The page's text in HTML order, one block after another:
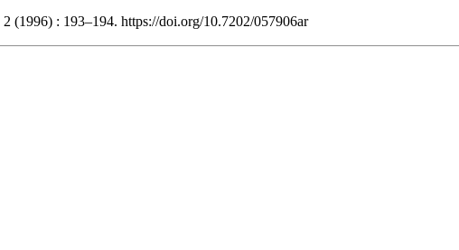
2 (1996) : 193–194. https://doi.org/10.7202/057906ar